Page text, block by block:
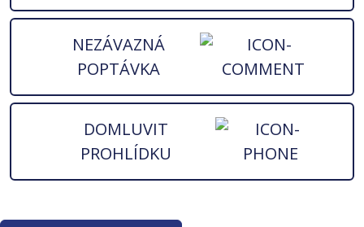
NEZÁVAZNÁ
POPTÁVKA
DOMLUVIT
PROHLÍDKU